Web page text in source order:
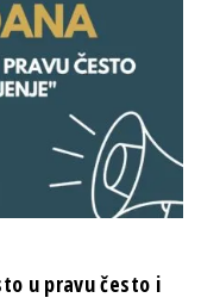
u pravu često i